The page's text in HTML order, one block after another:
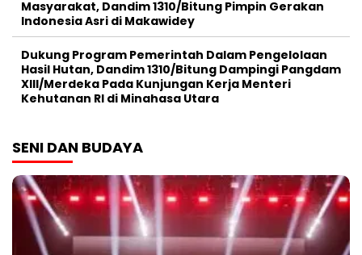
Masyarakat, Dandim 1310/Bitung Pimpin Gerakan
Indonesia Asri di Makawidey
Dukung Program Pemerintah Dalam Pengelolaan
Hasil Hutan, Dandim 1310/Bitung Dampingi Pangdam
XIII/Merdeka Pada Kunjungan Kerja Menteri
Kehutanan RI di Minahasa Utara
SENI DAN BUDAYA